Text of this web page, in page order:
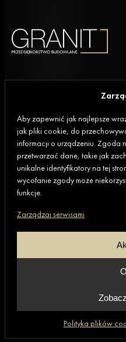
Aby zapewnić jak najlepsze
jak pliki cookie, do
informacji o urządzeniu. Zgoda
przetwarzać dane, takie jak
unikalne identyfikatory na tej
wycofanie zgody może
funkcje.
Zarządzaj serwisami
Polityka plików
80-369 Gdańsk,
al. Rzeczypospolitej 4D/177
+48 669 472
Grupa GRANIT
Praca